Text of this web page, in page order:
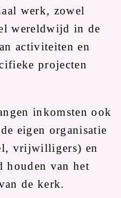
werk, zowel
wereldwijd in de
activiteiten en
projecten
inkomsten ook
eigen organisatie
vrijwilligers) en
houden van het
de kerk.